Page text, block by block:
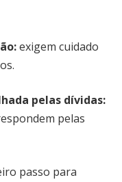
:exigem cuidado
pelas dívidas:
pelas
passo para